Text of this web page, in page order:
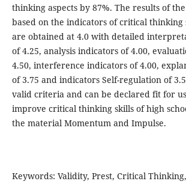
thinking aspects by 87%. The results of
based on the indicators of critical thinking
are obtained at 4.0 with detailed
of 4.25, analysis indicators of 4.00,
4.50, interference indicators of 4.00,
of 3.75 and indicators Self-regulation of
valid criteria and can be declared fit for
improve critical thinking skills of high
the material Momentum and Impulse.
Keywords: Validity, Prest, Critical